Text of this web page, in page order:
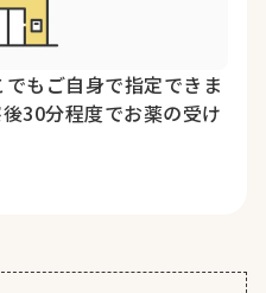
もご自身で指定できま
30分程度でお薬の受け